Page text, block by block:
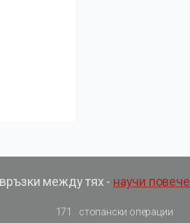
между тях - научи повече
171
стопански операции